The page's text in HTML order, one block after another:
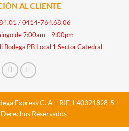
AL CLIENTE
/0414-764.68.06
de 7:00am – 9:00pm
Bodega PB Local 1 Sector Catedral
Express C. A. - RIF J-40321828-5 -
Reservados